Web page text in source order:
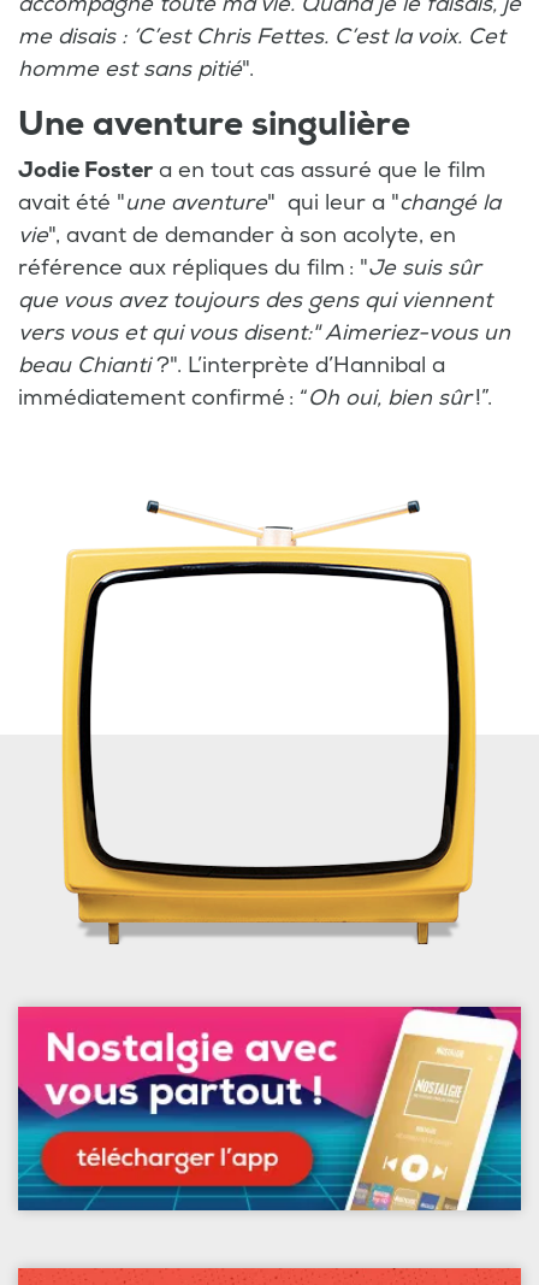
me disais : ‘C’est Chris Fettes. C’est la voix. Cet
homme est sans pitié".
Une aventure singulière
Jodie Foster a en tout cas assuré que le film
avait été "une aventure" qui leur a "changé la
vie", avant de demander à son acolyte, en
référence aux répliques du film : "Je suis sûr
que vous avez toujours des gens qui viennent
vers vous et qui vous disent:" Aimeriez-vous un
beau Chianti?". L’interprète d’Hannibal a
immédiatement confirmé : “Oh oui, bien sûr!”.